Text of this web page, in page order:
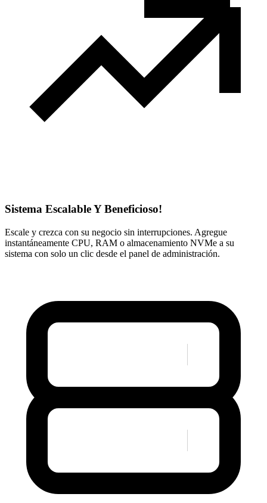
Sistema Escalable Y Beneficioso!
Escale y crezca con su negocio sin interrupciones. Agregue
instantáneamente CPU, RAM o almacenamiento NVMe a su
sistema con solo un clic desde el panel de administración.